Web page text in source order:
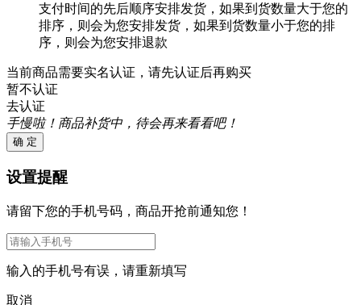
支付时间的先后顺序安排发货，如果到货数量大于您的
排序，则会为您安排发货，如果到货数量小于您的排
序，则会为您安排退款
当前商品需要实名认证，请先认证后再购买
暂不认证
去认证
手慢啦！商品补货中，待会再来看看吧！
确 定
设置提醒
请留下您的手机号码，商品开抢前通知您！
输入的手机号有误，请重新填写
取消